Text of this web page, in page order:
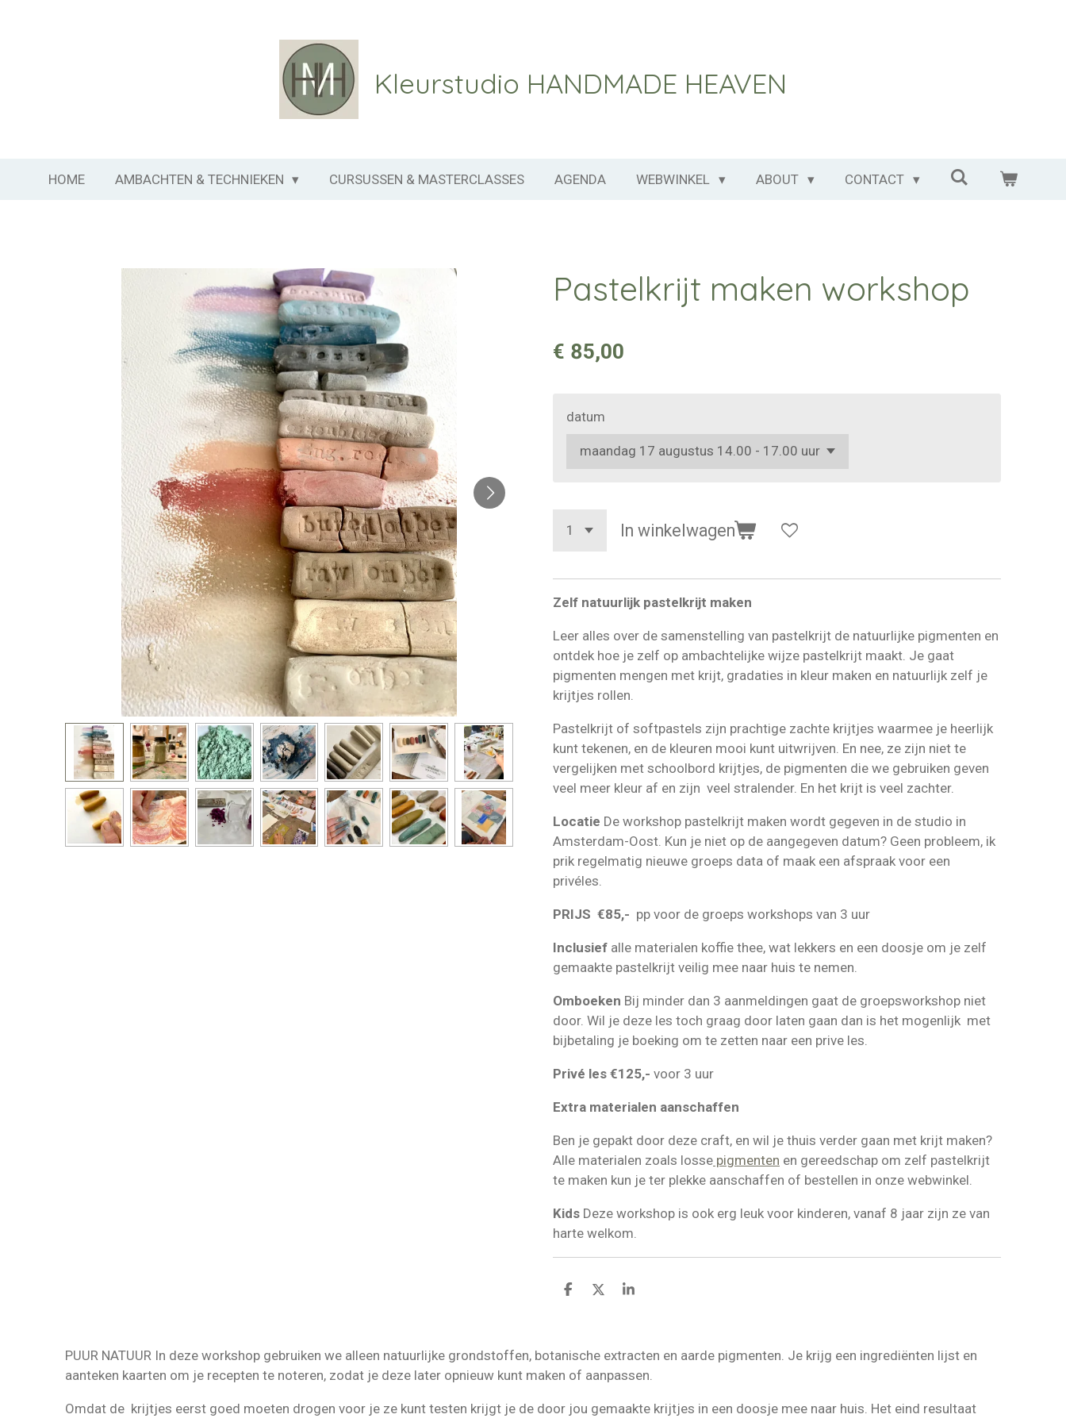
Kleurstudio HANDMADE HEAVEN
HOME AMBACHTEN & TECHNIEKEN CURSUSSEN & MASTERCLASSES AGENDA WEBWINKEL ABOUT CONTACT
Pastelkrijt maken workshop
€ 85,00
datum
In winkelwagen
Zelf natuurlijk pastelkrijt maken
Leer alles over de samenstelling van pastelkrijt de natuurlijke pigmenten en
ontdek hoe je zelf op ambachtelijke wijze pastelkrijt maakt. Je gaat
pigmenten mengen met krijt, gradaties in kleur maken en natuurlijk zelf je
krijtjes rollen.
Pastelkrijt of softpastels zijn prachtige zachte krijtjes waarmee je heerlijk
kunt tekenen, en de kleuren mooi kunt uitwrijven. En nee, ze zijn niet te
vergelijken met schoolbord krijtjes, de pigmenten die we gebruiken geven
veel meer kleur af en zijn veel stralender. En het krijt is veel zachter.
Locatie De workshop pastelkrijt maken wordt gegeven in de studio in
Amsterdam-Oost. Kun je niet op de aangegeven datum? Geen probleem, ik
prik regelmatig nieuwe groeps data of maak een afspraak voor een
privéles.
PRIJS €85,- pp voor de groeps workshops van 3 uur
Inclusief alle materialen koffie thee, wat lekkers en een doosje om je zelf
gemaakte pastelkrijt veilig mee naar huis te nemen.
Omboeken Bij minder dan 3 aanmeldingen gaat de groepsworkshop niet
door. Wil je deze les toch graag door laten gaan dan is het mogenlijk met
bijbetaling je boeking om te zetten naar een prive les.
Privé les €125,- voor 3 uur
Extra materialen aanschaffen
Ben je gepakt door deze craft, en wil je thuis verder gaan met krijt maken?
Alle materialen zoals losse pigmenten en gereedschap om zelf pastelkrijt
te maken kun je ter plekke aanschaffen of bestellen in onze webwinkel.
Kids Deze workshop is ook erg leuk voor kinderen, vanaf 8 jaar zijn ze van
harte welkom.
D
n
D
S
PUUR NATUUR In deze workshop gebruiken we alleen natuurlijke grondstoffen, botanische extracten en aarde pigmenten. Je krijg een ingrediënten lijst en
aanteken kaarten om je recepten te noteren, zodat je deze later opnieuw kunt maken of aanpassen.
Omdat de krijtjes eerst goed moeten drogen voor je ze kunt testen krijgt je de door jou gemaakte krijtjes in een doosje mee naar huis. Het eind resultaat